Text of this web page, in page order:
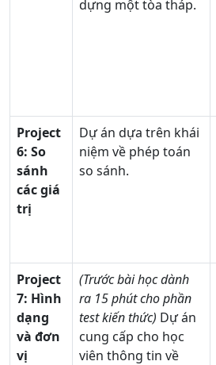
dựng một tòa tháp.
Project
6: So
sánh
các giá
trị
Dự án dựa trên khái
niệm về phép toán
so sánh.
Project
7: Hình
dạng
và đơn
vị
(Trước bài học dành
ra 15 phút cho phần
test kiến thức) Dự án
cung cấp cho học
viên thông tin về